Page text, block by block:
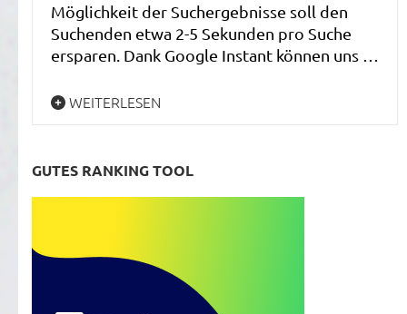
Möglichkeit der Suchergebnisse soll den
Suchenden etwa 2-5 Sekunden pro Suche
ersparen. Dank Google Instant können uns …
WEITERLESEN
GUTES RANKING TOOL